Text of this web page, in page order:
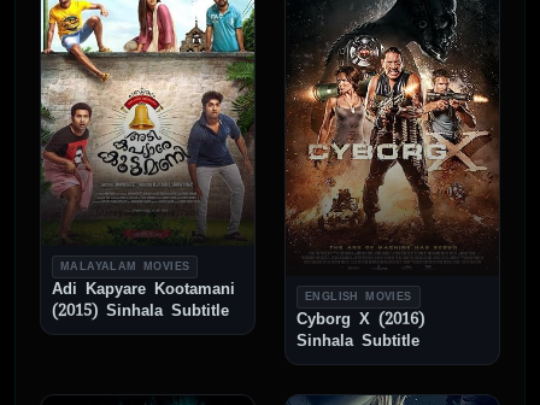
MALAYALAM MOVIES
Adi Kapyare Kootamani
(2015) Sinhala Subtitle
ENGLISH MOVIES
Cyborg X (2016)
Sinhala Subtitle